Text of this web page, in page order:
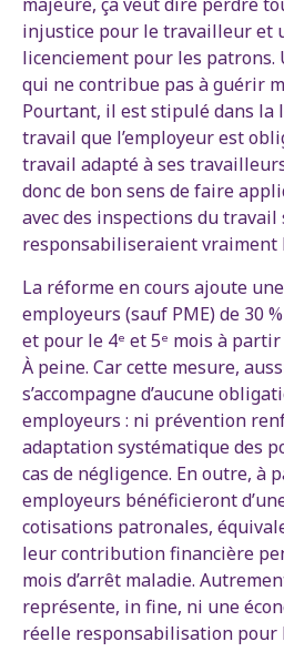
injustice pour le travailleur et
licenciement pour les
qui ne contribue pas à guérir
Pourtant, il est stipulé dans la
travail que l’employeur est
travail adapté à ses
donc de bon sens de faire
avec des inspections du
responsabiliseraient vraiment
La réforme en cours ajoute
employeurs (sauf PME) de 30
et pour le 4ᵉ et 5ᵉ mois à partir
À peine. Car cette mesure,
s’accompagne d’aucune
employeurs : ni prévention
adaptation systématique des
cas de négligence. En outre, à
employeurs bénéficieront
cotisations patronales,
leur contribution financière
mois d’arrêt maladie.
représente, in fine, ni une
réelle responsabilisation pour